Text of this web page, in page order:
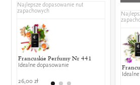
Najlepsze dopasowanie nut
zapachowych
Francuskie Perfumy Nr 441
Idealne dopasowanie
26,00 zł
Jean Paul
25%